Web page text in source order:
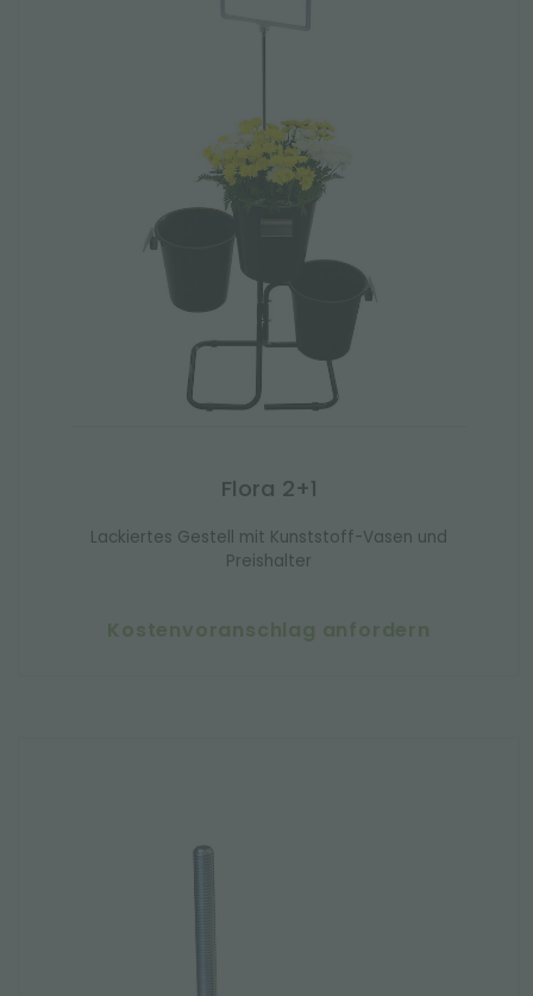
Flora 2+1
Lackiertes Gestell mit Kunststoff-Vasen und
Preishalter
Kostenvoranschlag anfordern